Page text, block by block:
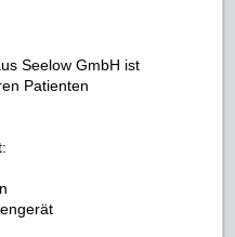
Seelow GmbH ist
Patienten